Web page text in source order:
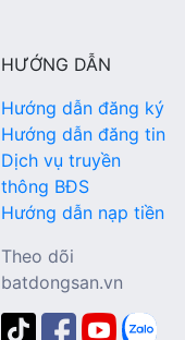
HƯỚNG DẪN
Hướng dẫn đăng ký
Hướng dẫn đăng tin
Dịch vụ truyền
thông BĐS
Hướng dẫn nạp tiền
Theo dõi
batdongsan.vn